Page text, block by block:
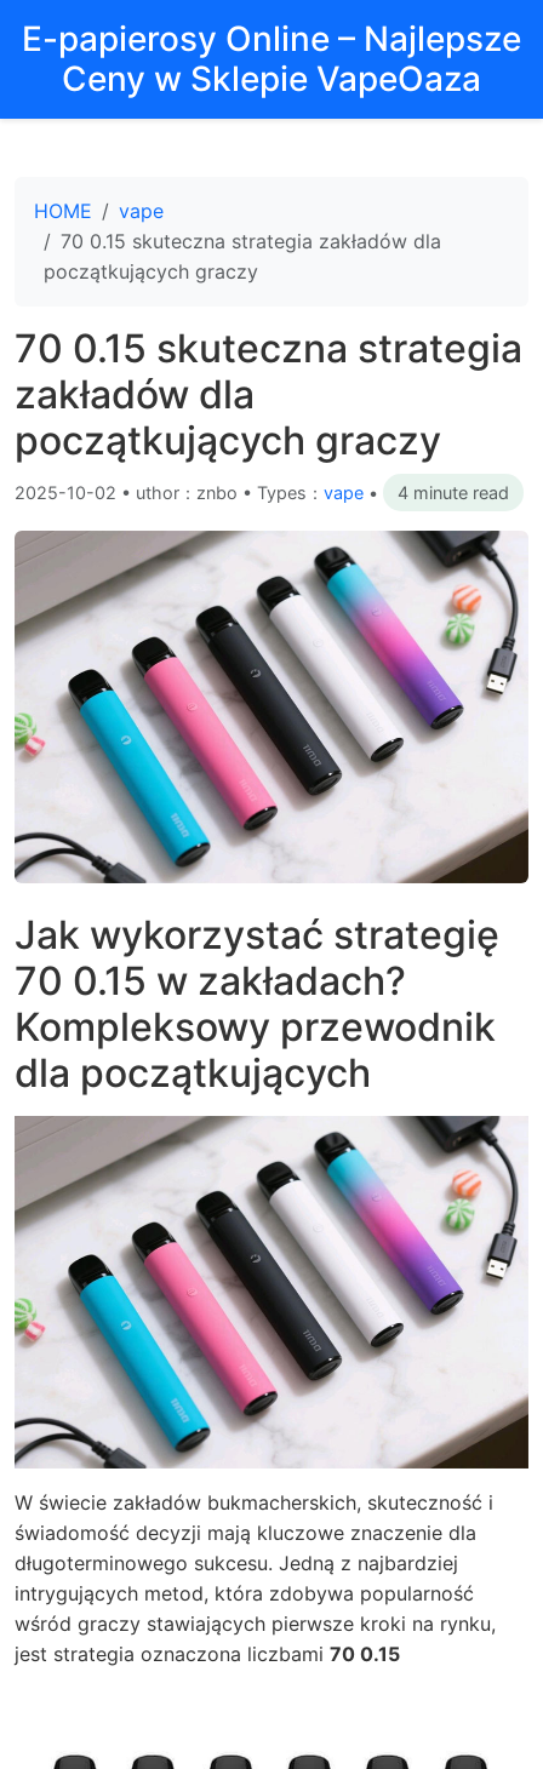
E-papierosy Online – Najlepsze
Ceny w Sklepie VapeOaza
HOME
vape
70 0.15 skuteczna strategia zakładów dla
początkujących graczy
70 0.15 skuteczna strategia
zakładów dla
początkujących graczy
2025-10-02 • uthor：znbo • Types： vape • 4 minute read
Jak wykorzystać strategię
70 0.15 w zakładach?
Kompleksowy przewodnik
dla początkujących
W świecie zakładów bukmacherskich, skuteczność i
świadomość decyzji mają kluczowe znaczenie dla
długoterminowego sukcesu. Jedną z najbardziej
intrygujących metod, która zdobywa popularność
wśród graczy stawiających pierwsze kroki na rynku,
jest strategia oznaczona liczbami 70 0.15